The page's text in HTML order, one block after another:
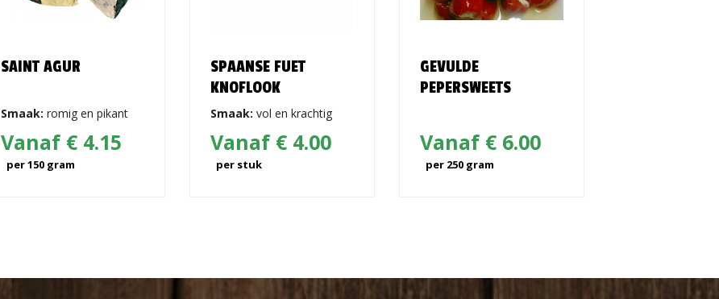
SAINT AGUR
Smaak: romig en pikant
Vanaf € 4.15
per 150 gram
SPAANSE FUET
KNOFLOOK
Smaak: vol en krachtig
Vanaf € 4.00
per stuk
GEVULDE
PEPERSWEETS
Vanaf € 6.00
per 250 gram